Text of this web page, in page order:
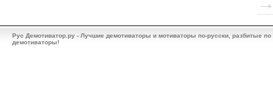
Рус Демотиватор.ру - Лучшие демотиваторы и мотиваторы по-русски, разбитые
демотиваторы!